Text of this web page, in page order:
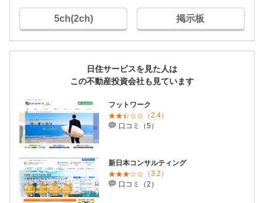
5ch(2ch) 掲示板
日住サービスを見た人は
この不動産投資会社も見ています
フットワーク
（2.4）
口コミ（5）
新日本コンサルティング
（3.2）
口コミ（2）